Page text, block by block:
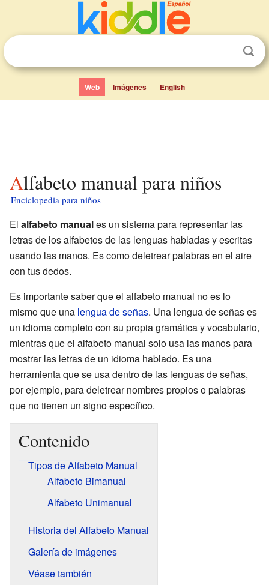
Web Imágenes English
Alfabeto manual para niños
Enciclopedia para niños
El alfabeto manuales un sistema para representar las
letras de los alfabetos de las lenguas habladas y escritas
usando las manos. Es como deletrear palabras en el aire
con tus dedos.
Es importante saber que el alfabeto manual no es lo
mismo que una lengua de señas. Una lengua de señas es
un idioma completo con su propia gramática y vocabulario,
mientras que el alfabeto manual solo usa las manos para
mostrar las letras de un idioma hablado. Es una
herramienta que se usa dentro de las lenguas de señas,
por ejemplo, para deletrear nombres propios o palabras
que no tienen un signo específico.
Contenido
Tipos de Alfabeto Manual
Alfabeto Bimanual
Alfabeto Unimanual
Historia del Alfabeto Manual
Galería de imágenes
Véase también